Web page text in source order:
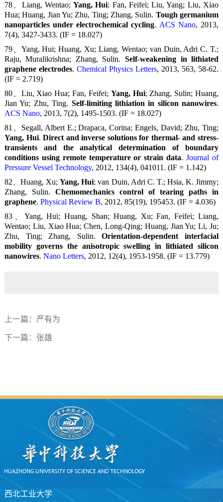
78、Liang, Wentao;Yang, Hui; Fan, Feifei; Liu, Yang; Liu, Xiao
Hua; Huang, Jian Yu; Zhu, Ting; Zhang, Sulin. Tough germanium
nanoparticles under electrochemical cycling. ACS Nano, 2013,
7(4), 3427-3433. (IF = 18.027)
79、 Yang, Hui; Huang, Xu; Liang, Wentao; van Duin, Adri C. T.;
Raju, Muralikrishna; Zhang, Sulin.Self-weakening in lithiated
graphene electrodes. Chemical Physics Letters, 2013, 563, 58-62.
(IF = 2.719)
80、Liu, Xiao Hua; Fan, Feifei; Yang, Hui; Zhang, Sulin; Huang,
Jian Yu; Zhu, Ting. Self-limiting lithiation in silicon nanowires.
ACS Nano, 2013, 7(2), 1495-1503. (IF = 18.027)
81、Segall, Albert E.; Drapaca, Corina; Engels, David; Zhu, Ting;
Yang, Hui.Direct and inverse solutions for thermal- and stress-
transients and the analytical determination of boundary
conditions using remote temperature or strain data.Journal of
Pressure Vessel Technology, 2012, 134(4), 041011. (IF = 1.142)
82、Huang, Xu;Yang, Hui; van Duin, Adri C. T.; Hsia, K. Jimmy;
Zhang, Sulin. Chemomechanics control of tearing paths in
graphene. Physical Review B, 2012, 85(19), 195453. (IF = 4.036)
83、 Yang, Hui; Huang, Shan; Huang, Xu; Fan, Feifei; Liang,
Wentao; Liu, Xiao Hua; Chen, Long-Qing; Huang, Jian Yu; Li, Ju;
Zhu, Ting; Zhang, Sulin.
Orientation-dependent interfacial
mobility governs the anisotropic swelling in lithiated silicon
nanowires. Nano Letters, 2012, 12(4), 1953-1958. (IF = 13.779)
上一篇： 严有为
下一篇： 张雄
西北工业大学